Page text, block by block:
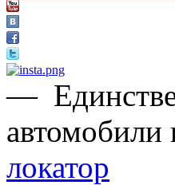
—
локатор